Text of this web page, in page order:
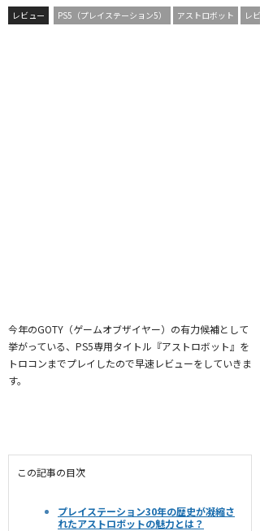
レビュー PS5（プレイステーション5） アストロボット レ
今年のGOTY（ゲームオブザイヤー）の有力候補として
挙がっている、PS5専用タイトル『アストロボット』を
トロコンまでプレイしたので早速レビューをしていきま
す。
この記事の目次
プレイステーション30年の歴史が凝縮さ
れたアストロボットの魅力とは？